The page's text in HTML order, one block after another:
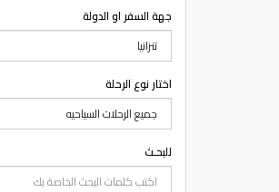
جهة السفر او الدولة
اختار نوع الرحلة
للبحـث